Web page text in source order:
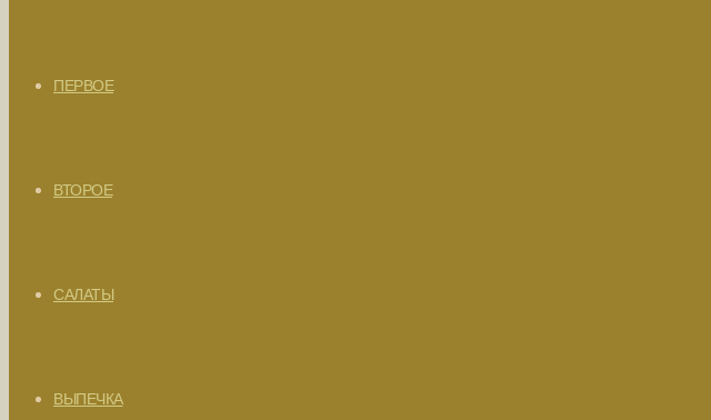
ПЕРВОЕ
ВТОРОЕ
САЛАТЫ
ВЫПЕЧКА